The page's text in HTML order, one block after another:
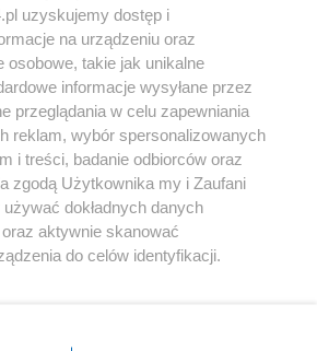
Instagram Youtube
uzyskujemy dostęp i
na urządzeniu oraz
osobowe, takie jak unikalne
informacje wysyłane przez
przeglądania w celu zapewniania
reklam, wybór spersonalizowanych
i treści, badanie odbiorców oraz
zgodą Użytkownika my i Zaufani
dokładnych danych
aktywnie skanować
do celów identyfikacji.